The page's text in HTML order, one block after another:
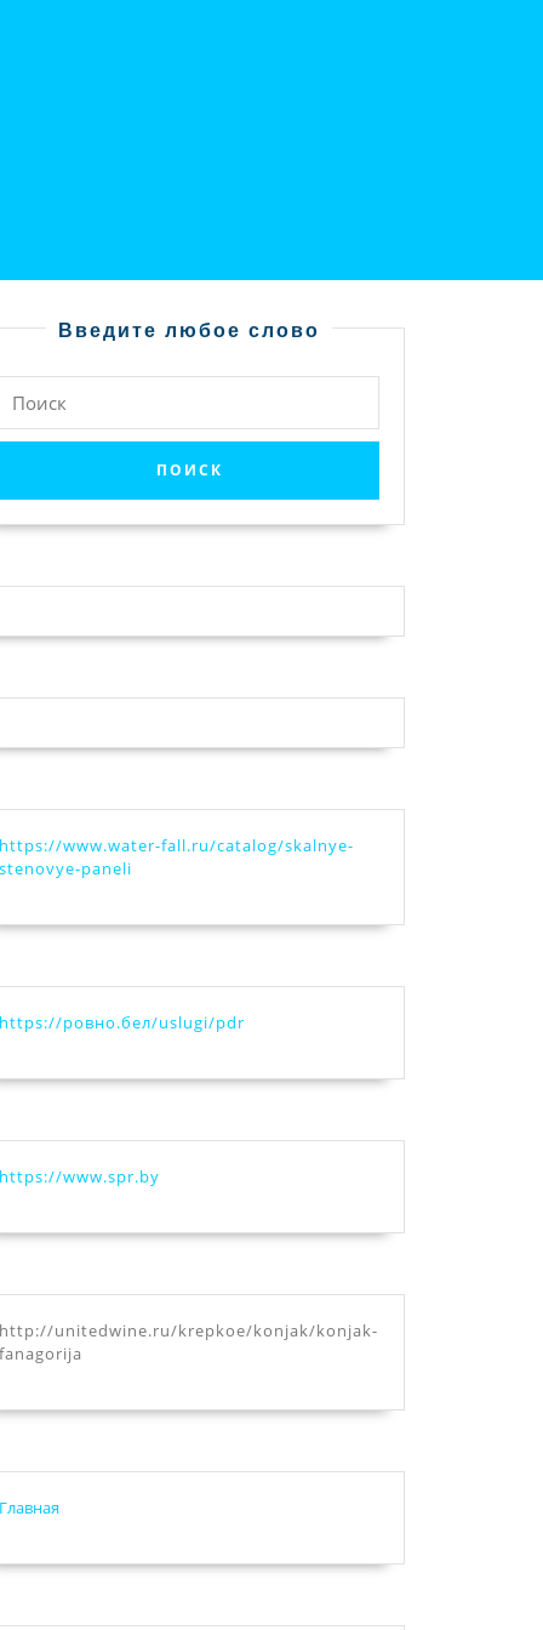
Введите любое слово
https://www.water-fall.ru/catalog/skalnye-
stenovye-paneli
https://ровно.бел/uslugi/pdr
https://www.spr.by
http://unitedwine.ru/krepkoe/konjak/konjak-
fanagorija
Главная